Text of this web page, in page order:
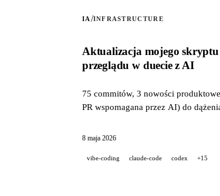
IA /INFRASTRUCTURE
Aktualizacja mojego
przeglądu w duecie z AI
75 commitów, 3 nowości
PR wspomagana przez AI) do
8 maja 2026
vibe-coding claude-code codex +15